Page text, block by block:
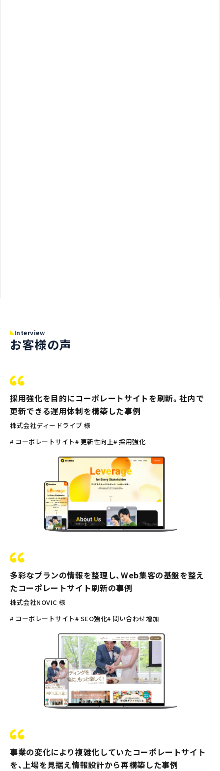
Interview
お客様の声
採用強化を目的にコーポレートサイトを刷新。社内で
更新できる運用体制を構築した事例
株式会社ディードライブ 様
# コーポレートサイト# 更新性向上# 採用強化
多彩なプランの情報を整理し、Web集客の基盤を整え
たコーポレートサイト刷新の事例
株式会社NOVIC 様
# コーポレートサイト# SEO強化# 問い合わせ増加
事業の変化により複雑化していたコーポレートサイト
を、上場を見据え情報設計から再構築した事例